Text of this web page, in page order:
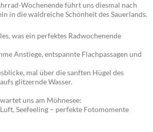
Wochenende führt uns diesmal nach
in die waldreiche Schönheit des Sauerlands.
was ein perfektes Radwochenende
Anstiege, entspannte Flachpassagen und
mal über die sanften Hügel des
glitzernde Wasser.
uns am Möhnesee:
Seefeeling – perfekte Fotomomente